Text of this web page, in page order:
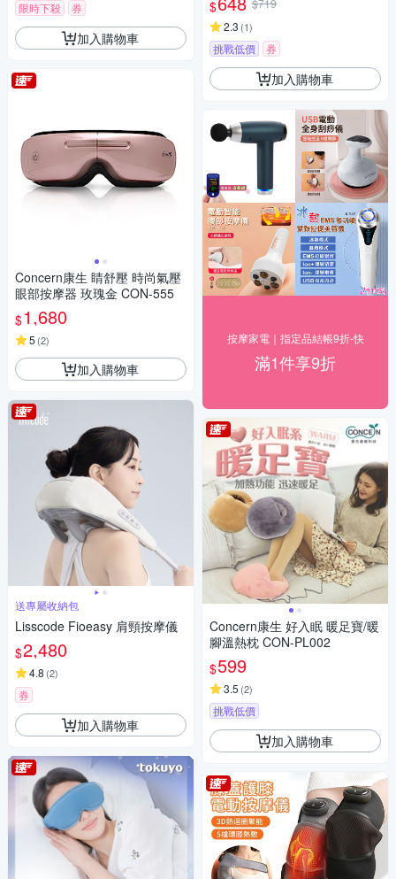
限時下殺 券
加入購物車
Concern康生 睛舒壓 時尚氣壓
眼部按摩器 玫瑰金 CON-555
$1,680
5 (2)
加入購物車
送專屬收納包
Lisscode Fioeasy 肩頸按摩儀
$2,480
4.8 (2)
券
加入購物車
$
$719
2.3 (1)
挑戰低價 券
加入購物車
按摩家電｜指定品結帳9折-快
滿1件享9折
Concern康生 好入眠 暖足寶/暖
腳溫熱枕 CON-PL002
$599
3.5 (2)
挑戰低價
加入購物車